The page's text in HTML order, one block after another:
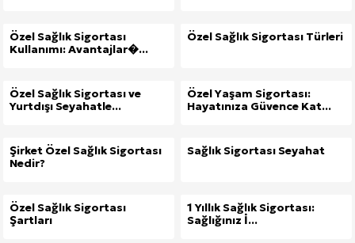
Özel Sağlık Sigortası
Kullanımı: Avantajlar�...
Özel Sağlık Sigortası Türleri
Özel Sağlık Sigortası ve
Yurtdışı Seyahatle...
Özel Yaşam Sigortası:
Hayatınıza Güvence Kat...
Şirket Özel Sağlık Sigortası
Nedir?
Sağlık Sigortası Seyahat
Özel Sağlık Sigortası
Şartları
1 Yıllık Sağlık Sigortası:
Sağlığınız İ...